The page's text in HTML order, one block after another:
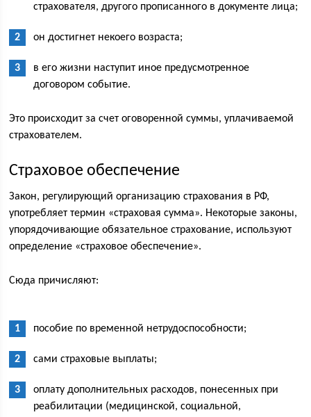
страхователя, другого прописанного в документе лица;
он достигнет некоего возраста;
в его жизни наступит иное предусмотренное
договором событие.
Это происходит за счет оговоренной суммы, уплачиваемой
страхователем.
Страховое обеспечение
Закон, регулирующий организацию страхования в РФ,
употребляет термин «страховая сумма». Некоторые законы,
упорядочивающие обязательное страхование, используют
определение «страховое обеспечение».
Сюда причисляют:
пособие по временной нетрудоспособности;
сами страховые выплаты;
оплату дополнительных расходов, понесенных при
реабилитации (медицинской, социальной,